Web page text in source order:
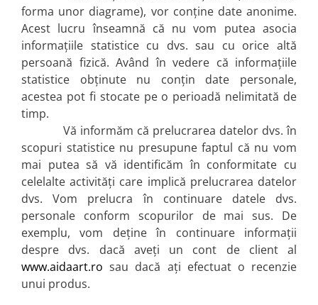
forma unor diagrame), vor conține date anonime.
Acest lucru înseamnă că nu vom putea asocia
informațiile statistice cu dvs. sau cu orice altă
persoană fizică. Având în vedere că informațiile
statistice obținute nu conțin date personale,
acestea pot fi stocate pe o perioadă nelimitată de
timp.
Vă informăm că prelucrarea datelor dvs. în
scopuri statistice nu presupune faptul că nu vom
mai putea să vă identificăm în conformitate cu
celelalte activități care implică prelucrarea datelor
dvs. Vom prelucra în continuare datele dvs.
personale conform scopurilor de mai sus. De
exemplu, vom deține în continuare informații
despre dvs. dacă aveți un cont de client al
www.aidaart.ro sau dacă ați efectuat o recenzie
unui produs.